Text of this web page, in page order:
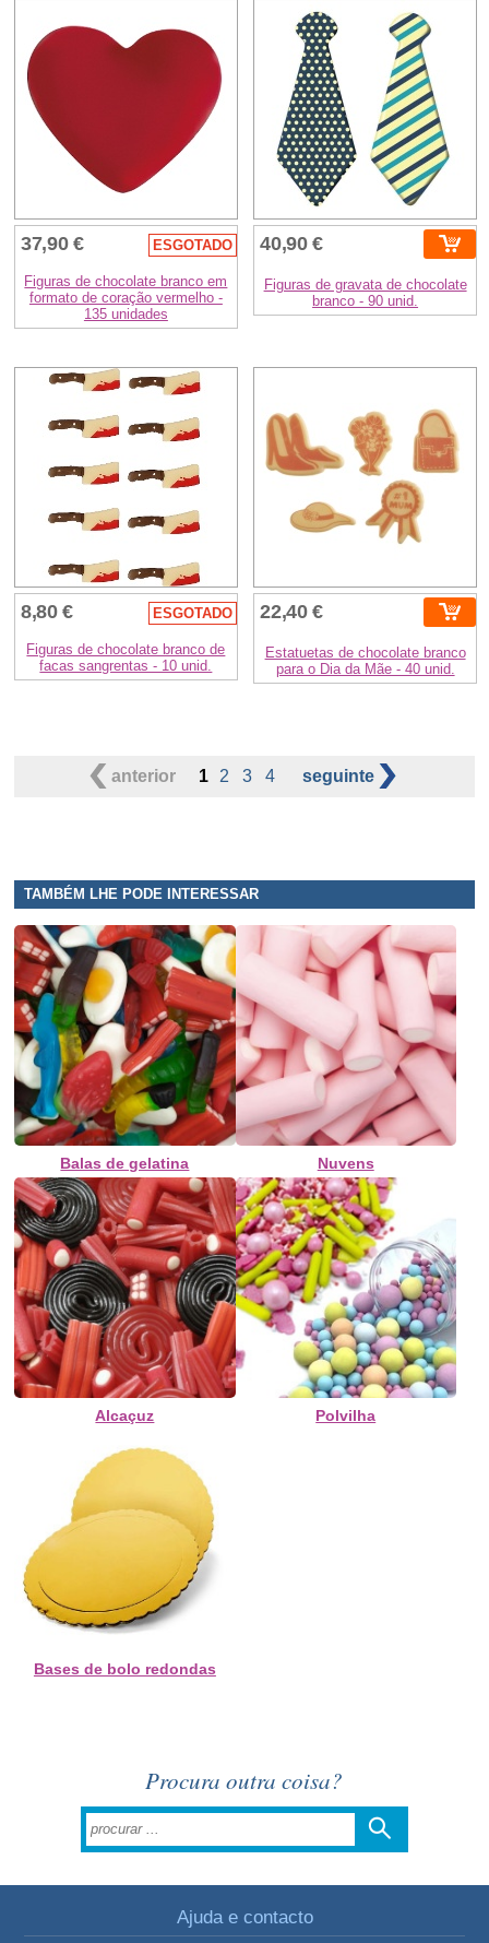
37,90 € ESGOTADO
Figuras de chocolate branco em
formato de coração vermelho -
135 unidades
40,90 €
Figuras de gravata de chocolate
branco - 90 unid.
8,80 € ESGOTADO
Figuras de chocolate branco de
facas sangrentas - 10 unid.
22,40 €
Estatuetas de chocolate branco
para o Dia da Mãe - 40 unid.
anterior 1 2 3 4 seguinte
TAMBÉM LHE PODE INTERESSAR
Balas de gelatina Nuvens
Alcaçuz Polvilha
Bases de bolo redondas
Procura outra coisa?
Ajuda e contacto